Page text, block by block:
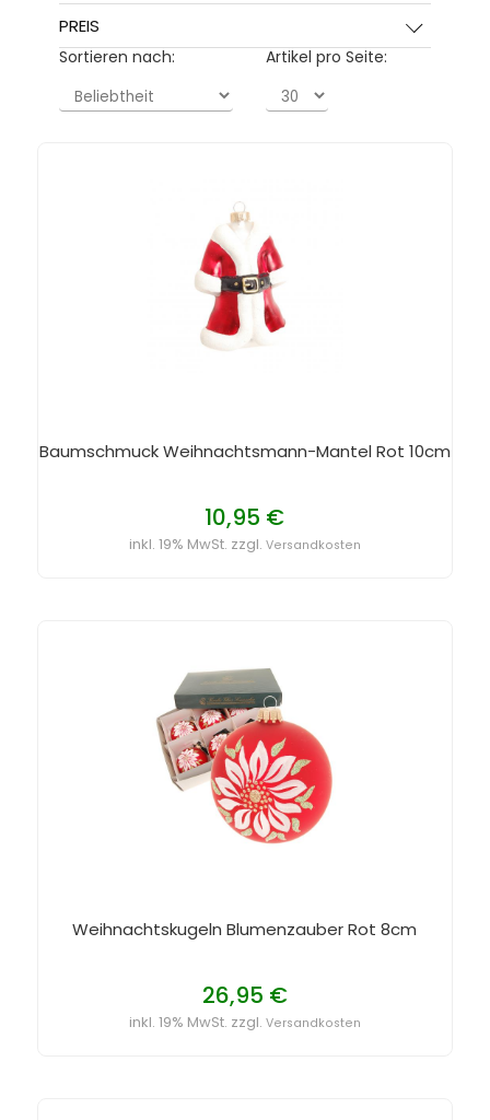
PREIS
Sortieren nach: Artikel pro Seite:
Baumschmuck Weihnachtsmann-Mantel Rot 10cm
10,95 €
inkl. 19% MwSt. zzgl. Versandkosten
Weihnachtskugeln Blumenzauber Rot 8cm
26,95 €
inkl. 19% MwSt. zzgl. Versandkosten